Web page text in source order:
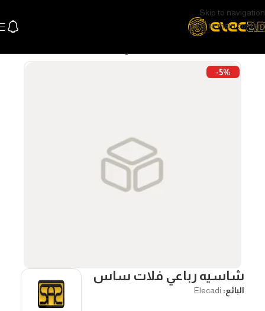
Skip to navigation
Skip to main content
-5%
شاسيه رباعي فلات ساس
البائع: Elecadi